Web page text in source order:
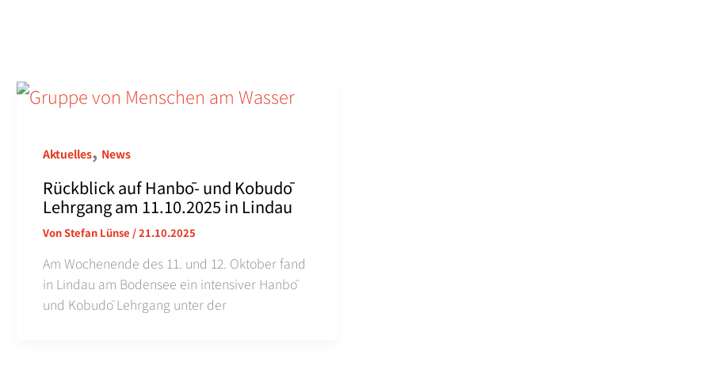
Aktuelles, News
Rückblick auf Hanbō- und Kobudō
Lehrgang am 11.10.2025 in Lindau
VonStefan Lünse/21.10.2025
Am Wochenende des 11. und 12. Oktober fand
in Lindau am Bodensee ein intensiver Hanbō
und Kobudō Lehrgang unter der